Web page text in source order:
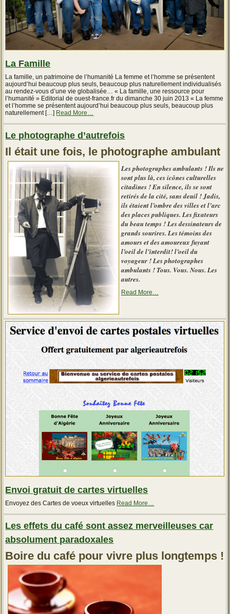
La Famille
La famille, un patrimoine de l’humanité La femme et l’homme se présentent
aujourd’hui beaucoup plus seuls, beaucoup plus naturellement individualisés
au rendez-vous d’une vie globalisée… « La famille, une ressource pour
l’humanité » Editorial de ouest-france.fr du dimanche 30 juin 2013 « La femme
et l’homme se présentent aujourd’hui beaucoup plus seuls, beaucoup plus
naturellement […] Read More
remèdes
d’antan
–
l’Ail
suite
:
Un
d’histoire »
…
Le photographe d’autrefois
Il était une fois, le photographe ambulant
Les photographes ambulants ! Ils ne
sont plus là, ces icônes culturelles
citadines ! En silence, ils se sont
retirés de la cité, sans deuil ! Jadis,
ils étaient l’ombre des villes et l’arc
des places publiques. Les fixateurs
du beau temps ! Les dessinateurs de
grands sourires. Les témoins des
amours et des amoureux fuyant
l’oeil de l’interdit! l’oeil du
voyageur ! Les photographes
ambulants ! Tous. Vous. Nous. Les
autres.
Read Moreabout
…
Envoi gratuit de cartes virtuelles
Envoyez des Cartes de voeux virtuelles Read More
gratuit
de
cartes
…
Les effets du café sont assez merveilleuses car
absolument paradoxales
Boire du café pour vivre plus longtemps !